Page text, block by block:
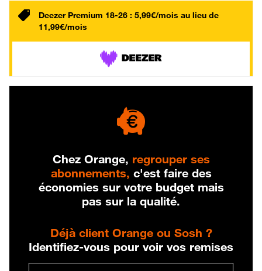
Deezer Premium 18-26 : 5,99€/mois au lieu de
11,99€/mois
Chez Orange, regrouper ses
abonnements, c'est faire des
économies sur votre budget mais
pas sur la qualité.
Déjà client Orange ou Sosh ?
Identifiez-vous pour voir vos remises